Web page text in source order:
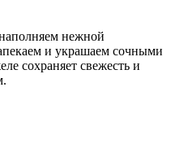
нежной
и украшаем сочными
сохраняет свежесть и